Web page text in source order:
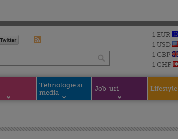
1 EUR
1 USD
1 GBP
1 CHF
Tehnologie si
media
Job-uri Lifestyle